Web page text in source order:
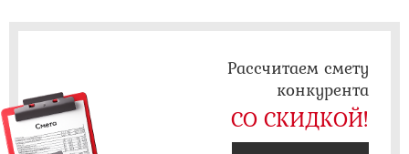
Рассчитаем смету
конкурента
СО СКИДКОЙ!